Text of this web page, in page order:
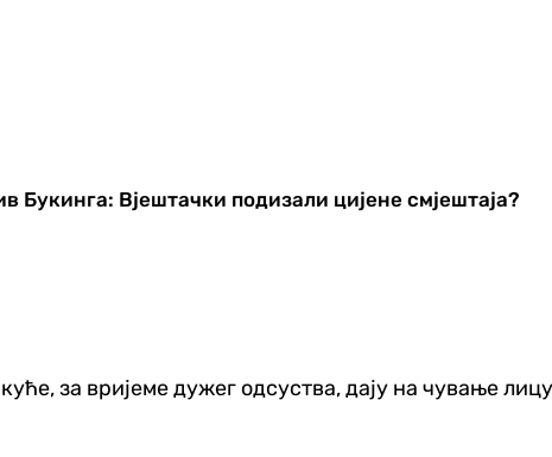
Букинга: Вјештачки подизали цијене смјештаја?
за вријеме дужег одсуства, дају на чување